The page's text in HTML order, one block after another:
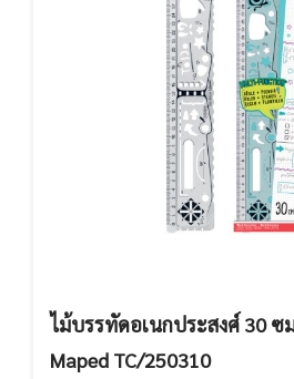
ไม้บรรทัดอเนกประสงศ์ 30 ซม
Maped TC/250310